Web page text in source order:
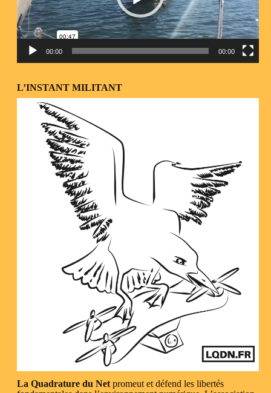
00:00 00:00
L’INSTANT MILITANT
La Quadrature du Net promeut et défend les libertés